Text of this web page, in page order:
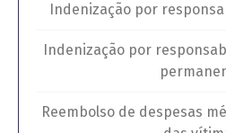
Indenização por
Indenização por
Reembolso de despesas